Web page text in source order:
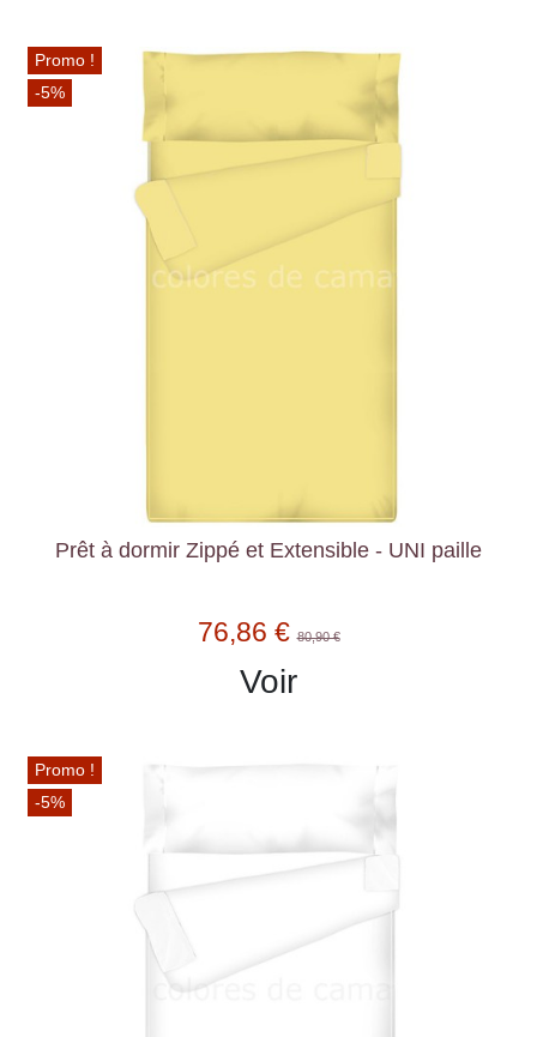
Promo !
-5%
Prêt à dormir Zippé et Extensible - UNI paille
76,86 €80,90 €
Voir
Promo !
-5%